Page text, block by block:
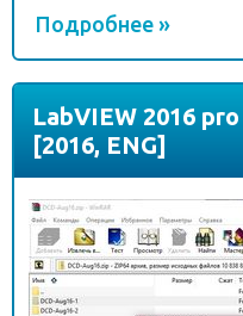
Подробнее »
LabVIEW 2016
[2016, ENG]